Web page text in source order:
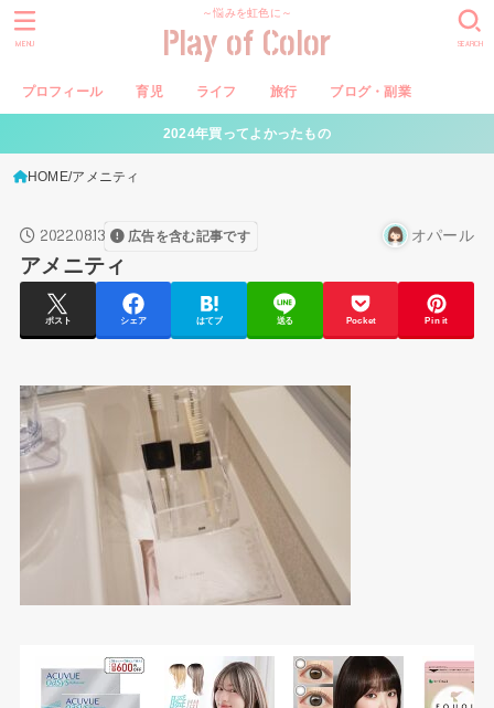
～悩みを虹色に～
Play of Color
プロフィール 育児 ライフ 旅行 ブログ・副業
SEARCH
MENU
2024年買ってよかったもの
HOME アメニティ
2022.08.13 広告を含む記事です オパール
アメニティ
ポスト シェア はてブ 送る Pocket Pin it